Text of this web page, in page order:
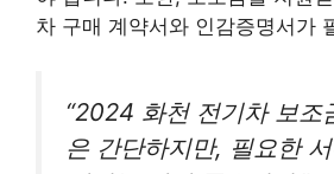
차 구매 계약서와 인감증명서가
“2024 화천 전기차 보조
은 간단하지만, 필요한